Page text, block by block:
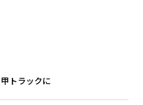
トラックに